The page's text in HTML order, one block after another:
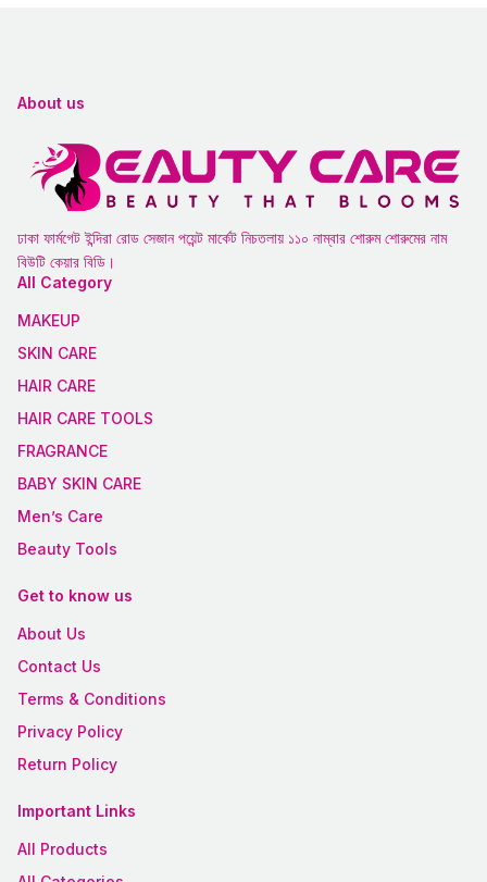
About us
ঢাকা ফার্মগেট ইন্দিরা রোড সেজান পয়েন্ট মার্কেট নিচতলায় ১১০ নাম্বার শোরুম শোরুমের নাম
বিউটি কেয়ার বিডি।
All Category
MAKEUP
SKIN CARE
HAIR CARE
HAIR CARE TOOLS
FRAGRANCE
BABY SKIN CARE
Men’s Care
Beauty Tools
Get to know us
About Us
Contact Us
Terms & Conditions
Privacy Policy
Return Policy
Important Links
All Products